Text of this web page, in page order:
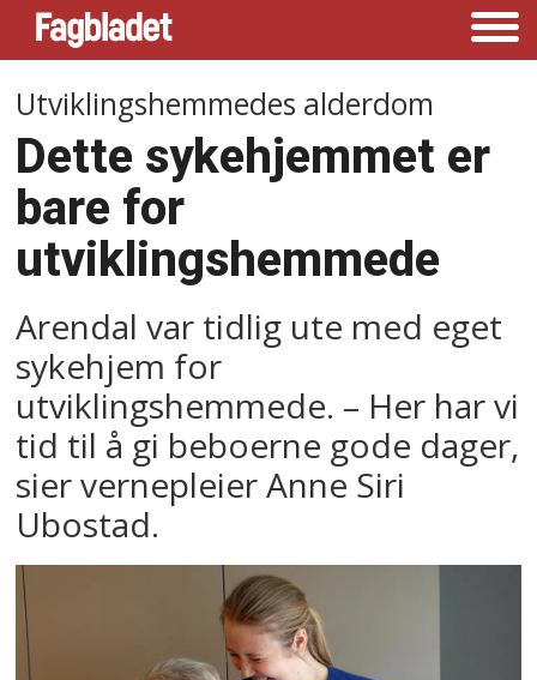
Utviklingshemmedes alderdom
Dette sykehjemmet er
bare for
utviklingshemmede
Arendal var tidlig ute med eget
sykehjem for
utviklingshemmede. – Her har vi
tid til å gi beboerne gode dager,
sier vernepleier Anne Siri
Ubostad.